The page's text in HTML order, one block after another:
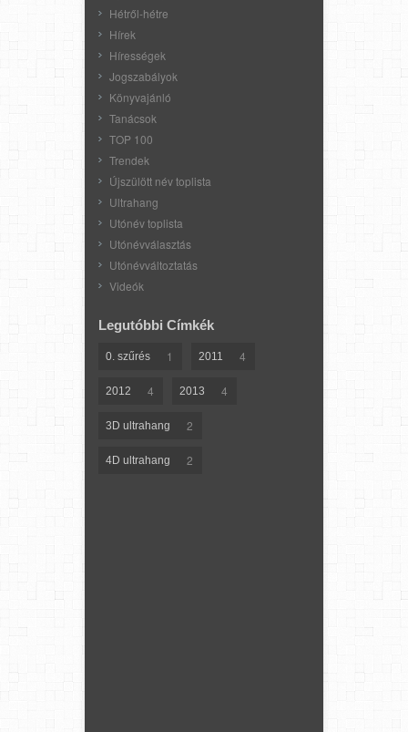
Hétről-hétre
Hírek
Hírességek
Jogszabályok
Könyvajánló
Tanácsok
TOP 100
Trendek
Újszülött név toplista
Ultrahang
Utónév toplista
Utónévválasztás
Utónévváltoztatás
Videók
Legutóbbi Címkék
0. szűrés 1 2011 4
2012 4 2013 4
3D ultrahang 2
4D ultrahang 2